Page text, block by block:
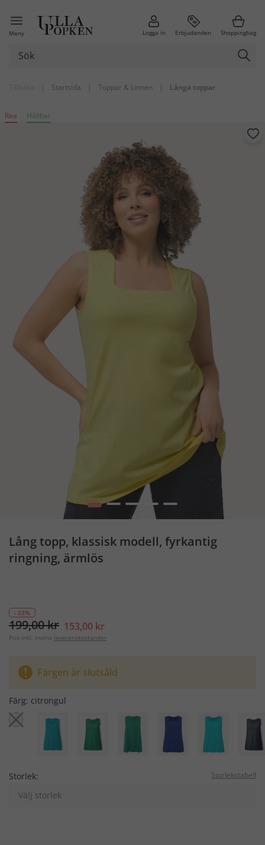
Meny Logga in Erbjudanden Shoppingbag
| Startsida | Toppar & Linnen | Långa toppar
Rea Hållbar
1 2 3 4 5
Lång topp, klassisk modell, fyrkantig
ringning, ärmlös
- 23%
199,00 kr 153,00 kr
Pris inkl. moms leveranskostander
Färgen är slutsåld
Färg: citrongul
Storlek: Storlekstabell
Välj storlek